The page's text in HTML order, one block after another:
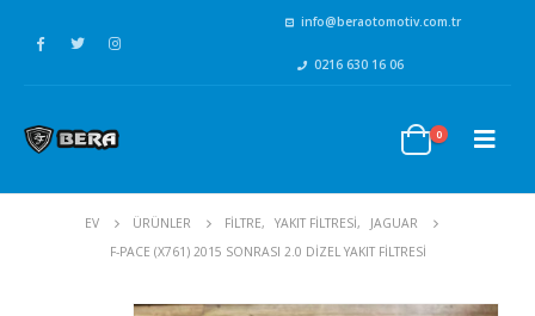
info@beraotomotiv.com.tr
0216 630 16 06
0
EV ÜRÜNLER FİLTRE, YAKIT FİLTRESİ,
JAGUAR
F-PACE (X761) 2015 SONRASI 2.0 DIZEL YAKIT FILTRESI